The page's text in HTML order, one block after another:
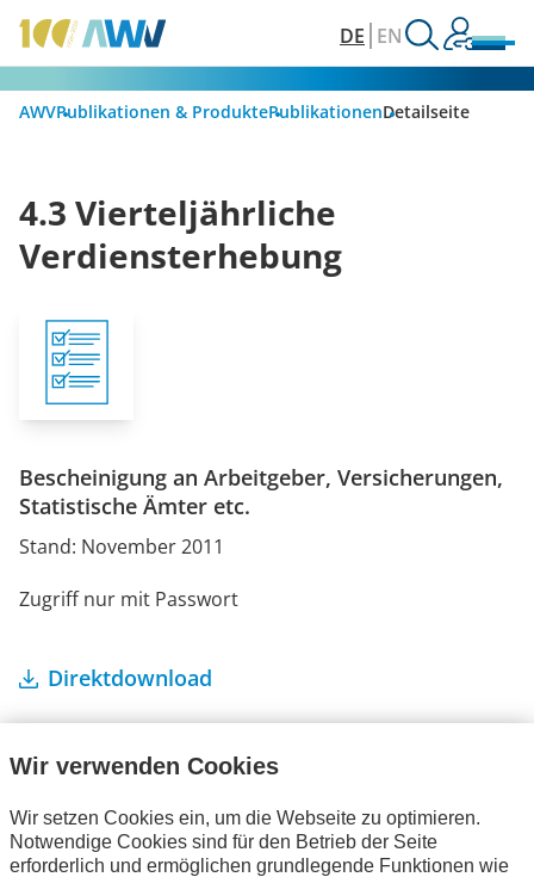
DE EN
AWVPublikationen & ProduktePublikationenDetailseite
Ihre Bestellung
4.3 Vierteljährliche
Verdiensterhebung
Bescheinigung an Arbeitgeber, Versicherungen,
Statistische Ämter etc.
Stand: November 2011
Zugriff nur mit Passwort
Direktdownload
Wir verwenden Cookies
Wir setzen Cookies ein, um die Webseite zu optimieren.
Notwendige Cookies sind für den Betrieb der Seite
erforderlich und ermöglichen grundlegende Funktionen wie